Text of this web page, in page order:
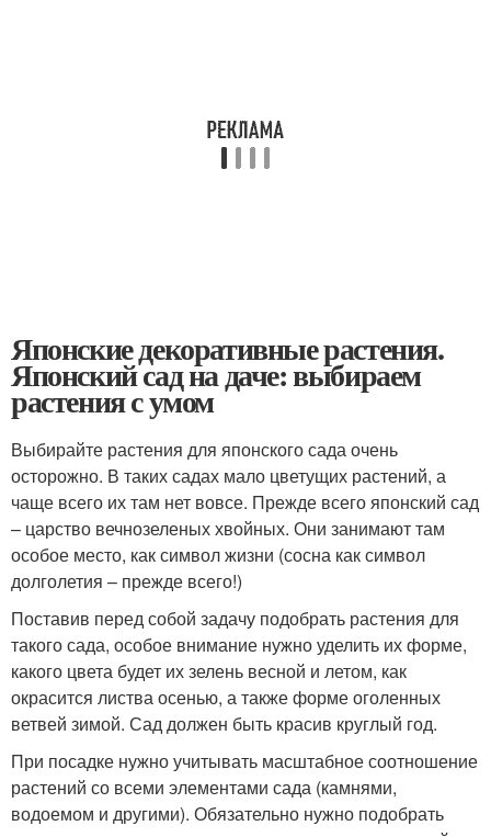
Японские декоративные растения.
Японский сад на даче: выбираем
растения с умом
Выбирайте растения для японского сада очень
осторожно. В таких садах мало цветущих растений, а
чаще всего их там нет вовсе. Прежде всего японский сад
– царство вечнозеленых хвойных. Они занимают там
особое место, как символ жизни (сосна как символ
долголетия – прежде всего!)
Поставив перед собой задачу подобрать растения для
такого сада, особое внимание нужно уделить их форме,
какого цвета будет их зелень весной и летом, как
окрасится листва осенью, а также форме оголенных
ветвей зимой. Сад должен быть красив круглый год.
При посадке нужно учитывать масштабное соотношение
растений со всеми элементами сада (камнями,
водоемом и другими). Обязательно нужно подобрать